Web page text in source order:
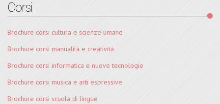
Corsi
Brochure corsi cultura e scienze umane
Brochure corsi manualità e creatività
Brochure corsi informatica e nuove tecnologie
Brochure corsi musica e arti espressive
Brochure corsi scuola di lingue